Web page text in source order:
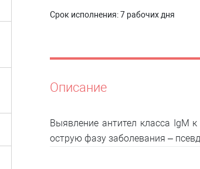
Срок исполнения:7 рабочих дня
Описание
Выявление антител класса IgM
острую фазу заболевания –